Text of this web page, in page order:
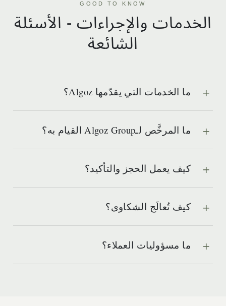
GOOD TO KNOW
الخدمات والإجراءات - الأسئلة
الشائعة
ما الخدمات التي يقدّمها Algoz؟
ما المرخَّص لـAlgoz Group القيام به؟
كيف يعمل الحجز والتأكيد؟
كيف تُعالَج الشكاوى؟
ما مسؤوليات العملاء؟